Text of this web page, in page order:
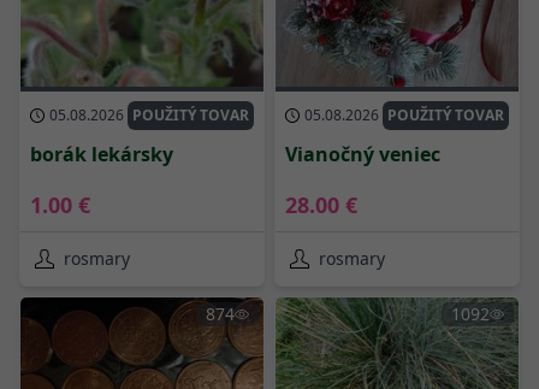
05.08.2026 POUŽITÝ TOVAR
borák lekársky
1.00 €
rosmary
05.08.2026 POUŽITÝ TOVAR
Vianočný veniec
28.00 €
rosmary
874 1092